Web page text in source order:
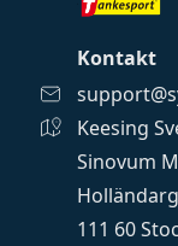
Kontakt
Keesing
Sinovum
111 60